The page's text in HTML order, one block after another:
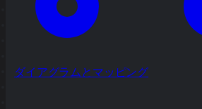
ダイアグラムとマッピング